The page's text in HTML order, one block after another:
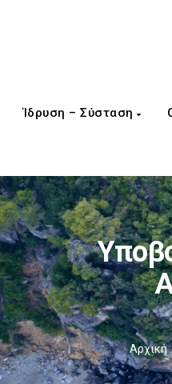
Ίδρυση – Σύσταση
Αρχική